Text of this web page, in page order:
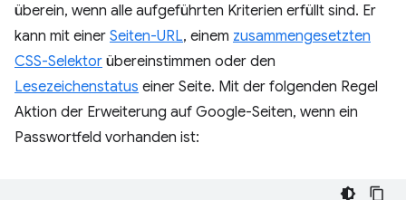
überein, wenn alle aufgeführten Kriterien erfüllt sind. Er
kann mit einer Seiten-URL, einem zusammengesetzten
CSS-Selektor übereinstimmen oder den
Lesezeichenstatus einer Seite. Mit der folgenden Regel
Aktion der Erweiterung auf Google-Seiten, wenn ein
Passwortfeld vorhanden ist: